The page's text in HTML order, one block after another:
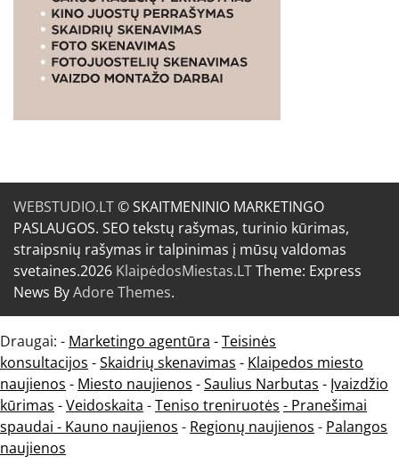
WEBSTUDIO.LT© SKAITMENINIO MARKETINGO
PASLAUGOS. SEO tekstų rašymas, turinio kūrimas,
straipsnių rašymas ir talpinimas į mūsų valdomas
svetaines.2026 KlaipėdosMiestas.LTTheme: Express
News ByAdore Themes.
Draugai: - Marketingo agentūra -Teisinės
konsultacijos -Skaidrių skenavimas - Klaipedos miesto
naujienos - Miesto naujienos -Saulius Narbutas - Įvaizdžio
kūrimas -Veidoskaita -Teniso treniruotės - Pranešimai
spaudai - Kauno naujienos - Regionų naujienos - Palangos
naujienos